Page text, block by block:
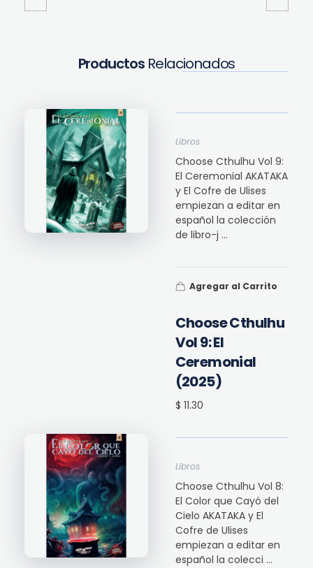
Productos Relacionados
Choose Cthulhu
Vol 9: El
Ceremonial
(2025)
$ 11.30
Libros
Choose Cthulhu Vol 9:
El Ceremonial AKATAKA
y El Cofre de Ulises
empiezan a editar en
español la colección
de libro-j ...
Agregar al Carrito
Libros
Choose Cthulhu Vol 8:
El Color que Cayó del
Cielo AKATAKA y El
Cofre de Ulises
empiezan a editar en
español la colecci ...